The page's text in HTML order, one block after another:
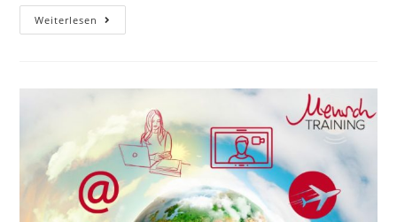
Weiterlesen Work
From